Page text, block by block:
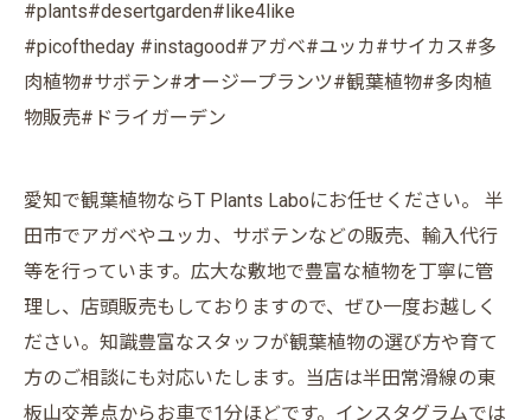
#plants#desertgarden#like4like
#picoftheday #instagood#アガベ#ユッカ#サイカス#多
肉植物#サボテン#オージープランツ#観葉植物#多肉植
物販売#ドライガーデン
愛知で観葉植物ならT Plants Laboにお任せください。 半
田市でアガベやユッカ、サボテンなどの販売、輸入代行
等を行っています。広大な敷地で豊富な植物を丁寧に管
理し、店頭販売もしておりますので、ぜひ一度お越しく
ださい。知識豊富なスタッフが観葉植物の選び方や育て
方のご相談にも対応いたします。当店は半田常滑線の東
板山交差点からお車で1分ほどです。インスタグラムでは